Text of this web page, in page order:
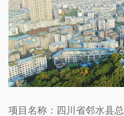
项目名称：四川省邻水县